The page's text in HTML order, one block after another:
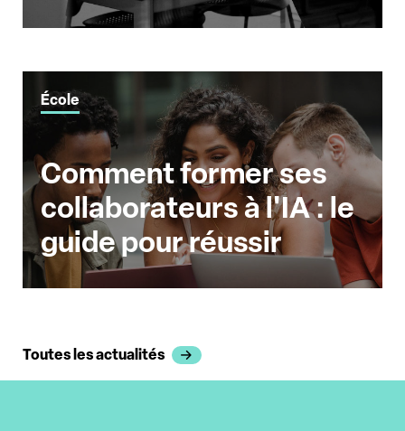
École
Comment former ses
collaborateurs à l'IA : le
guide pour réussir
Toutes les actualités